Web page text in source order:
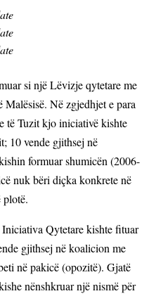
si një Lëvizje qytetare me
Në zgjedhjet e para
të Tuzit kjo iniciativë kishte
10 vende gjithsej në
formuar shumicën (2006-
nuk bëri diçka konkrete në
Qytetare kishte fituar
gjithsej në koalicion me
në pakicë (opozitë). Gjatë
nënshkruar një nismë për